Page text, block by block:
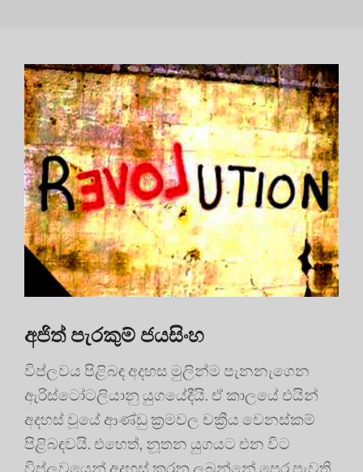
අජිත් පැරකුම් ජයසිංහ
විප්ලවය පිළිබඳ අදහස මුලින්ම පැනනැගෙන
ඇරිස්ටෝටලියානු යුගයේදීයි. ඒ කාලයේ එයින්
අදහස් වූයේ ආණ්ඩු ක්‍රමවල චක්‍රීය වෙනස්කම්
පිළිබඳවයි. එහෙත්, නූතන යුගයට එන විට
විප්ලවයෙන් අදහස් කරනු ලබන්නේ පෙර පැවති